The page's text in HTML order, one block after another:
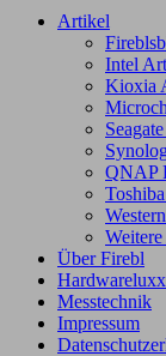
Artikel
Intel
Kioxia
QNAP
Über Firebl
Messtechnik
Impressum